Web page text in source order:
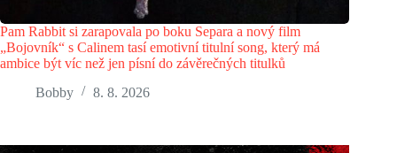
Pam Rabbit si zarapovala po boku Separa a nový film
„Bojovník“ s Calinem tasí emotivní titulní song, který má
ambice být víc než jen písní do závěrečných titulků
Bobby
8. 8. 2026